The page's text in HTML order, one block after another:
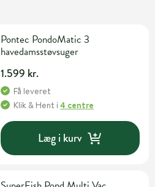
Pontec PondoMatic 3
havedamsstøvsuger
1.599 kr.
Få leveret
Klik & Hent i4 centre
Læg i kurv